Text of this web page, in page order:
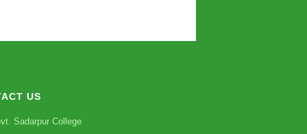
US
Sadarpur College